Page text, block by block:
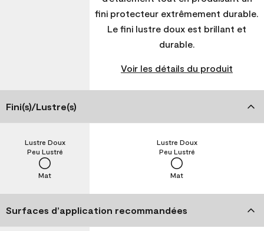
fini protecteur extrêmement durable.
Le fini lustre doux est brillant et
durable.
Voir les détails du produit
Fini(s)/Lustre(s)
Mat
Peu Lustré
Lustre Doux
Mat
Peu Lustré
Lustre Doux
Surfaces d’application recommandées